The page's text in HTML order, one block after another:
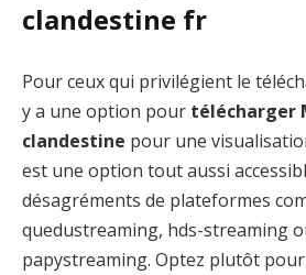
clandestine fr
Pour ceux qui privilégient le
y a une option pour télécharger
clandestine pour une
est une option tout aussi
désagréments de plateformes
quedustreaming, hds-streaming
papystreaming. Optez plutôt